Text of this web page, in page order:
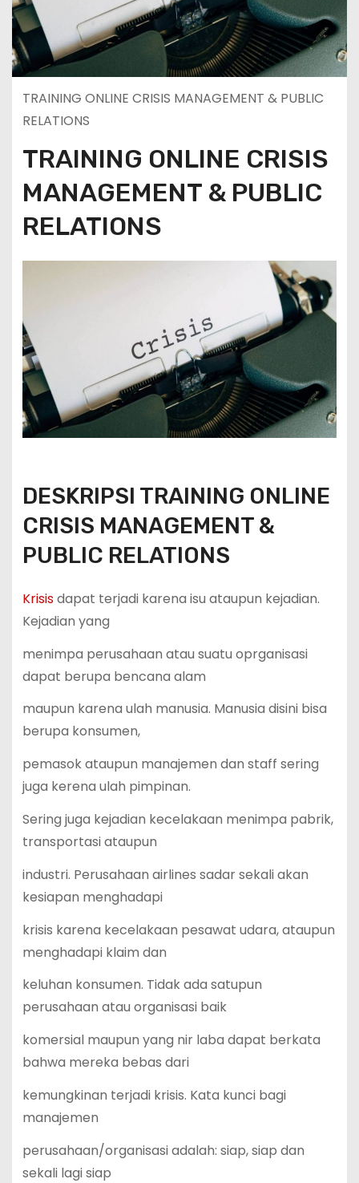
TRAINING ONLINE CRISIS MANAGEMENT & PUBLIC
RELATIONS
TRAINING ONLINE CRISIS
MANAGEMENT & PUBLIC
RELATIONS
DESKRIPSI TRAINING ONLINE
CRISIS MANAGEMENT &
PUBLIC RELATIONS
Krisisdapat terjadi karena isu ataupun kejadian.
Kejadian yang
menimpa perusahaan atau suatu oprganisasi
dapat berupa bencana alam
maupun karena ulah manusia. Manusia disini bisa
berupa konsumen,
pemasok ataupun manajemen dan staff sering
juga kerena ulah pimpinan.
Sering juga kejadian kecelakaan menimpa pabrik,
transportasi ataupun
industri. Perusahaan airlines sadar sekali akan
kesiapan menghadapi
krisis karena kecelakaan pesawat udara, ataupun
menghadapi klaim dan
keluhan konsumen. Tidak ada satupun
perusahaan atau organisasi baik
komersial maupun yang nir laba dapat berkata
bahwa mereka bebas dari
kemungkinan terjadi krisis. Kata kunci bagi
manajemen
perusahaan/organisasi adalah: siap, siap dan
sekali lagi siap